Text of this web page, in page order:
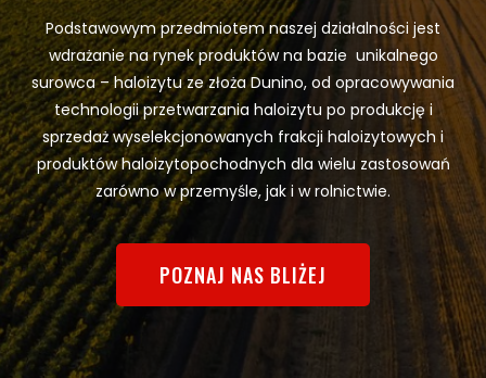
Podstawowym przedmiotem naszej działalności jest
wdrażanie na rynek produktów na bazie unikalnego
surowca – haloizytu ze złoża Dunino, od opracowywania
technologii przetwarzania haloizytu po produkcję i
sprzedaż wyselekcjonowanych frakcji haloizytowych i
produktów haloizytopochodnych dla wielu zastosowań
zarówno w przemyśle, jak i w rolnictwie.
POZNAJ NAS BLIŻEJ